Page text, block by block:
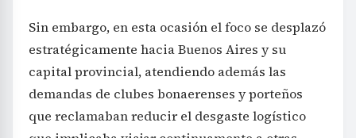
Sin embargo, en esta ocasión el foco se desplazó
estratégicamente hacia Buenos Aires y su
capital provincial, atendiendo además las
demandas de clubes bonaerenses y porteños
que reclamaban reducir el desgaste logístico